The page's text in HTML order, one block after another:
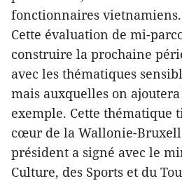
fonctionnaires vietnamiens.
Cette évaluation de mi-
construire la prochaine
avec les thématiques
mais auxquelles on
exemple. Cette thématique
cœur de la Wallonie-
président a signé avec le
Culture, des Sports et du